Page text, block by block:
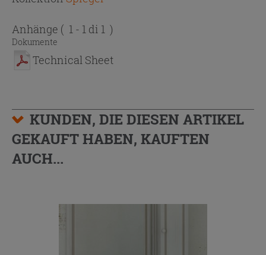
Anhänge ( 1 - 1 di 1 )
Dokumente
Technical Sheet
KUNDEN, DIE DIESEN ARTIKEL
GEKAUFT HABEN, KAUFTEN
AUCH...